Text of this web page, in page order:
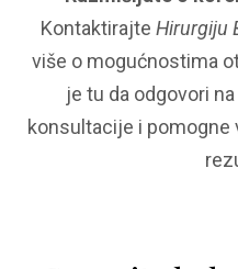
Kontaktirajte Hirurgiju
više o mogućnostima
je tu da odgovori
konsultacije i pomogne